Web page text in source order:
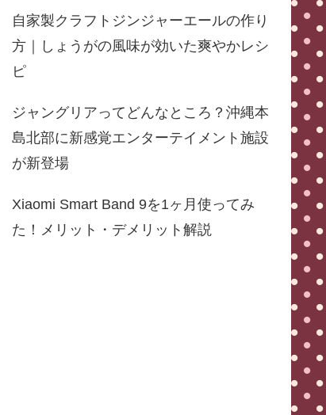
自家製クラフトジンジャーエールの作り
方｜しょうがの風味が効いた爽やかレシ
ピ
ジャングリアってどんなところ？沖縄本
島北部に新感覚エンターテイメント施設
が新登場
Xiaomi Smart Band 9を1ヶ月使ってみ
た！メリット・デメリット解説